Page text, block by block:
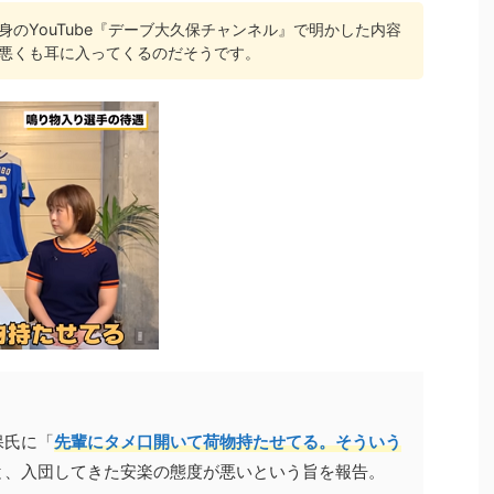
のYouTube『デーブ大久保チャンネル』で明かした内容
くも耳に入ってくるのだそうです。
に「先輩にタメ口開いて荷物持たせてる。そういう
入団してきた安楽の態度が悪いという旨を報告。